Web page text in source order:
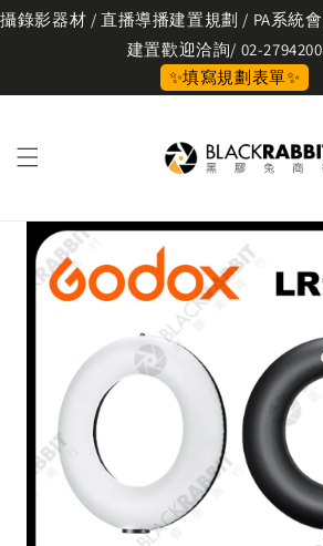
攝錄影器材 / 直播導播建置規劃 / PA系統
建置歡迎洽詢/ 02-
✨填寫規劃表單✨